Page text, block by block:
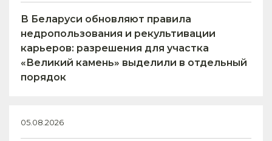
В Беларуси обновляют правила
недропользования и рекультивации
карьеров: разрешения для участка
«Великий камень» выделили в отдельный
порядок
05.08.2026